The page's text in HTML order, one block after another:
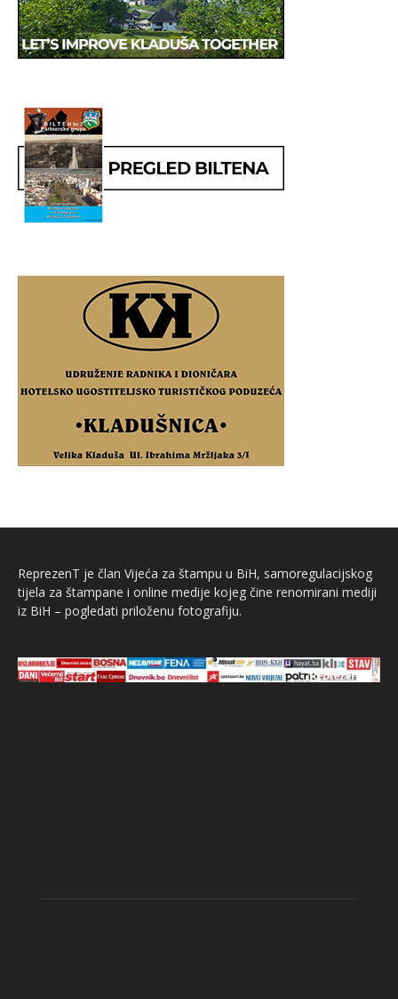
ReprezenT je član Vijeća za štampu u BiH, samoregulacijskog
tijela za štampane i online medije kojeg čine renomirani mediji
iz BiH – pogledati priloženu fotografiju.